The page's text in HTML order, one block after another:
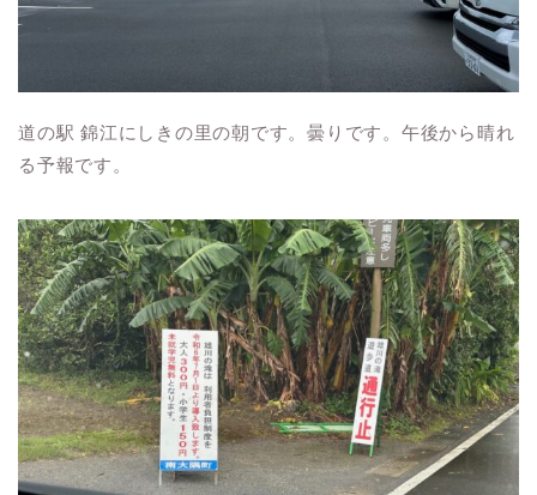
道の駅 錦江にしきの里の朝です。曇りです。午後から晴れ
る予報です。